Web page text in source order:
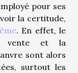
pour ses
la certitude,
. En effet, le
vente et la
sont alors
surtout les